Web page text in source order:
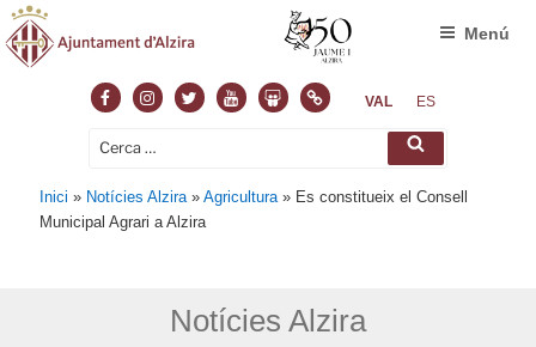
FacebookInstagram
TwitterYoutubeSlideshare
NormasVAL ES
Cerca: Cerca
Menú
Inici » Notícies Alzira »Agricultura » Es constitueix el Consell
Municipal Agrari a Alzira
Notícies Alzira